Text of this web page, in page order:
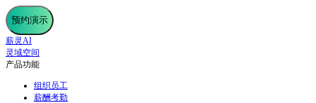
预约演示
薪灵AI
灵域空间
产品功能
组织员工
薪酬考勤